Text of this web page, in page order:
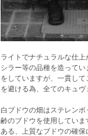
ライトでナチュラルな仕
シラー等の品種を造って
をしていますが、一貫し
を避ける為、全てのキュヴ
白ブドウの畑はステレン
齢のブドウを使用してい
ある、上質なブドウの確